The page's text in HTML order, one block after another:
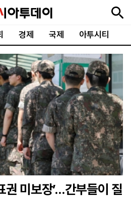
경제 국제 아투시티
권 미보장’…간부들이 질